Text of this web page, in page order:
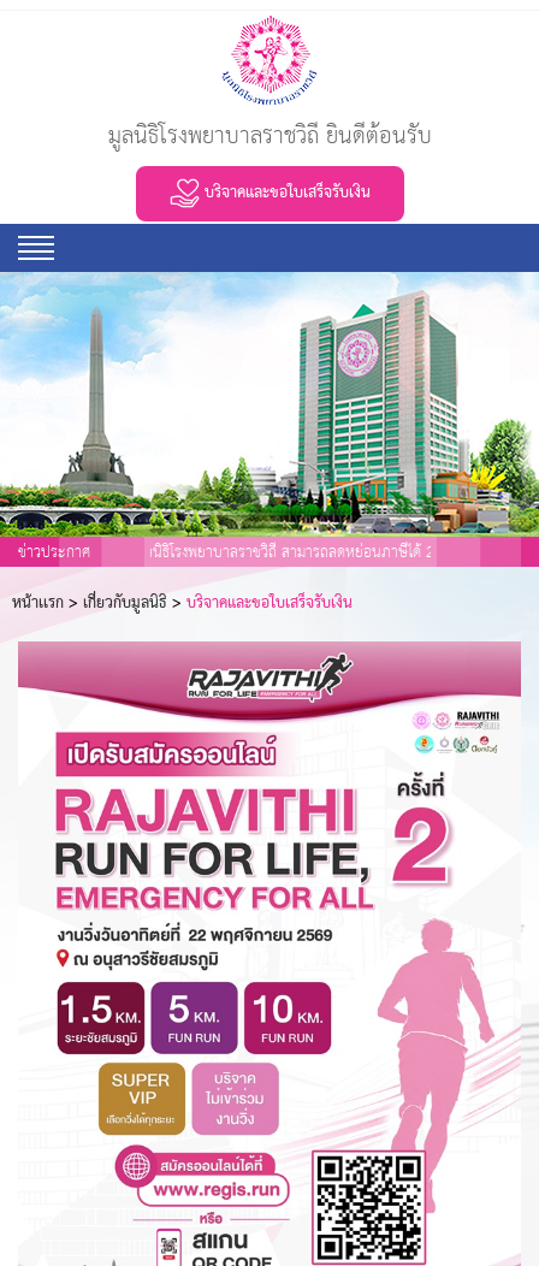
มูลนิธิโรงพยาบาลราชวิถี ยินดีต้อนรับ
บริจาคและขอใบเสร็จรับเงิน
ข่าวประกาศ
บริจาคเข้ามูลนิธิโรงพยาบาลราชวิถี สามารถลดหย่อนภาษีได้ 2 เท่า ปี พ.ศ. 2569
หน้าเเรก> เกี่ยวกับมูลนิธิ > บริจาคและขอใบเสร็จรับเงิน